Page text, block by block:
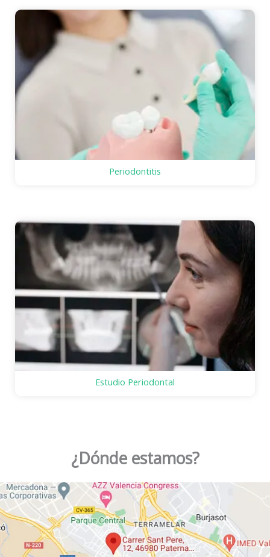
Periodontitis
Estudio Periodontal
¿Dónde estamos?